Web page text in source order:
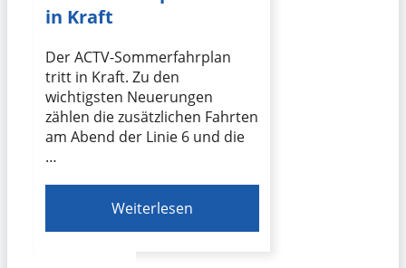
in Kraft
Der ACTV-Sommerfahrplan
tritt in Kraft. Zu den
wichtigsten Neuerungen
zählen die zusätzlichen Fahrten
am Abend der Linie 6 und die
…
Weiterlesen